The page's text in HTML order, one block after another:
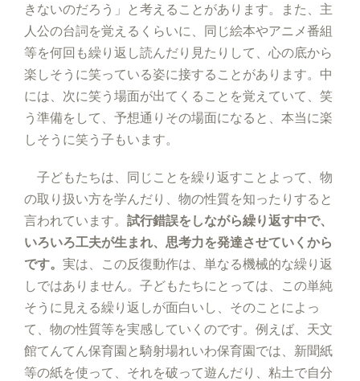
きないのだろう」と考えることがあります。また、主
人公の台詞を覚えるくらいに、同じ絵本やアニメ番組
等を何回も繰り返し読んだり見たりして、心の底から
楽しそうに笑っている姿に接することがあります。中
には、次に笑う場面が出てくることを覚えていて、笑
う準備をして、予想通りその場面になると、本当に楽
しそうに笑う子もいます。
子どもたちは、同じことを繰り返すことよって、物
の取り扱い方を学んだり、物の性質を知ったりすると
言われています。 試行錯誤をしながら繰り返す中で、
いろいろ工夫が生まれ、思考力を発達させていくから
です。 実は、この反復動作は、単なる機械的な繰り返
しではありません。子どもたちにとっては、この単純
そうに見える繰り返しが面白いし、そのことによっ
て、物の性質等を実感していくのです。例えば、天文
館てんてん保育園と騎射場れいわ保育園では、新聞紙
等の紙を使って、それを破って遊んだり、粘土で自分